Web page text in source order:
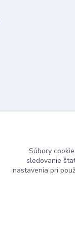
Súbory
sledovanie
nastavenia pri